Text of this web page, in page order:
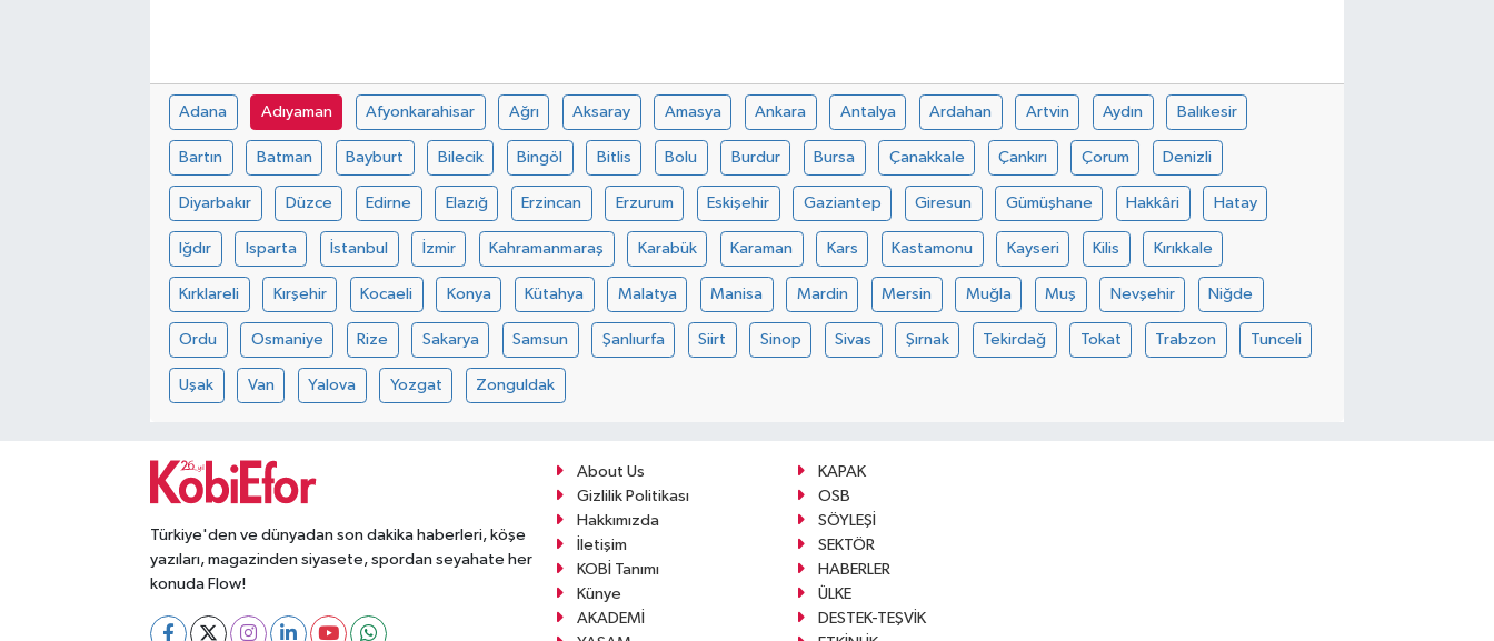
Adana Adıyaman Afyonkarahisar Ağrı Aksaray Amasya Ankara Antalya Ardahan Artvin Aydın Balıkesir
Bartın Batman Bayburt Bilecik Bingöl Bitlis Bolu Burdur Bursa Çanakkale Çankırı Çorum Denizli
Diyarbakır Düzce Edirne Elazığ Erzincan Erzurum Eskişehir Gaziantep Giresun Gümüşhane Hakkâri Hatay
Iğdır Isparta İstanbul İzmir Kahramanmaraş Karabük Karaman Kars Kastamonu Kayseri Kilis Kırıkkale
Kırklareli Kırşehir Kocaeli Konya Kütahya Malatya Manisa Mardin Mersin Muğla Muş Nevşehir Niğde
Ordu Osmaniye Rize Sakarya Samsun Şanlıurfa Siirt Sinop Sivas Şırnak Tekirdağ Tokat Trabzon Tunceli
Uşak Van Yalova Yozgat Zonguldak
Türkiye'den ve dünyadan son dakika haberleri, köşe
yazıları, magazinden siyasete, spordan seyahate her
konuda Flow!
About Us
KAPAK
Gizlilik Politikası
OSB
Hakkımızda
SÖYLEŞİ
İletişim
SEKTÖR
KOBİ Tanımı
HABERLER
Künye
ÜLKE
AKADEMİ
DESTEK-TEŞVİK